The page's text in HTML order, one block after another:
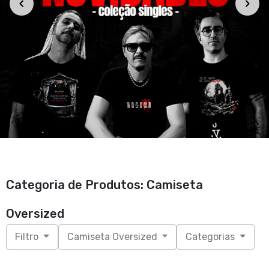
Categoria de Produtos: Camiseta
Oversized
Filtro Camiseta Oversized Categorias